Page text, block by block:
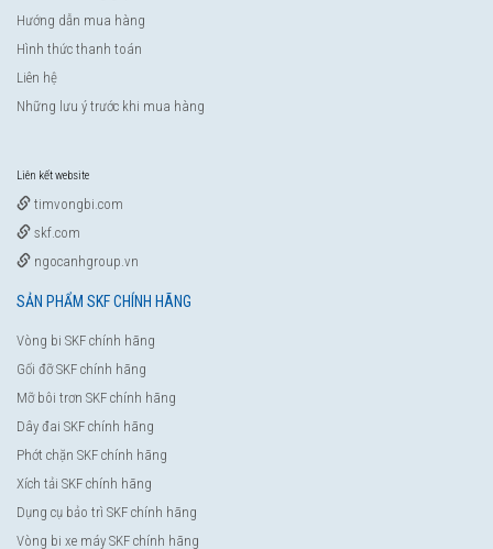
Hướng dẫn mua hàng
Hình thức thanh toán
Liên hệ
Những lưu ý trước khi mua hàng
Liên kết website
timvongbi.com
skf.com
ngocanhgroup.vn
SẢN PHẨM SKF CHÍNH HÃNG
Vòng bi SKF chính hãng
Gối đỡ SKF chính hãng
Mỡ bôi trơn SKF chính hãng
Dây đai SKF chính hãng
Phớt chặn SKF chính hãng
Xích tải SKF chính hãng
Dụng cụ bảo trì SKF chính hãng
Vòng bi xe máy SKF chính hãng